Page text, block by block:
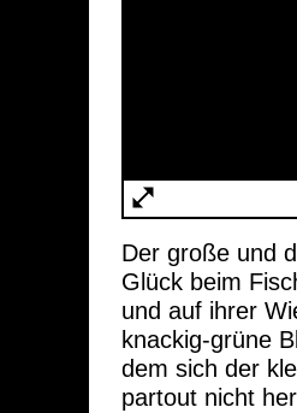
Der große und
Glück beim
und auf ihrer
knackig-grüne
dem sich der
partout nicht